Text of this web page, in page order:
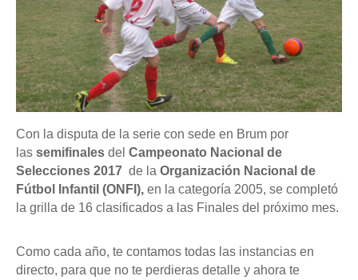
Con la disputa de la serie con sede en Brum por
las semifinales del Campeonato Nacional de
Selecciones 2017 de la Organización Nacional de
Fútbol Infantil (ONFI), en la categoría 2005, se completó
la grilla de 16 clasificados a las Finales del próximo mes.
Como cada año, te contamos todas las instancias en
directo, para que no te perdieras detalle y ahora te